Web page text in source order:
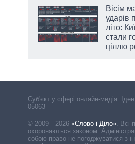
Вісім
ударів
літо:
стали
ціллю
Cуб'єкт у сфері онлайн-медіа.
05063
© 2009—2026 «Слово і Діло». Всі
охороняються законом.
собою право не погоджуватися з